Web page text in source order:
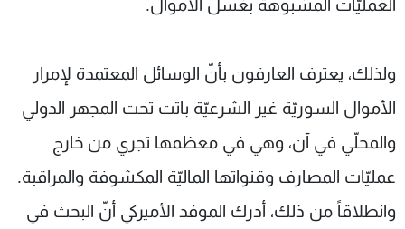
العمليّات المشبوهة بغسل الأموال.
ولذلك، يعترف العارفون بأنّ الوسائل المعتمدة لإمرار
الأموال السوريّة غير الشرعيّة باتت تحت المجهر الدولي
والمحلّي في آن، وهي في معظمها تجري من خارج
عمليّات المصارف وقنواتها الماليّة المكشوفة والمراقبة.
وانطلاقاً من ذلك، أدرك الموفد الأميركي أنّ البحث في